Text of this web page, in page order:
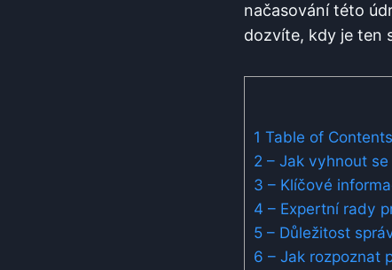
načasování této
dozvíte, kdy je ten
1 Table of Contents
2 – Jak vyhnout
3 – Klíčové
4 – Expertní rady
5 – Důležitost
6 – Jak rozpoznat